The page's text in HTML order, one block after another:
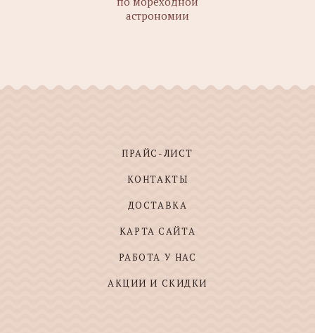
астрономии
ПРАЙС-ЛИСТ
КОНТАКТЫ
ДОСТАВКА
КАРТА САЙТА
РАБОТА У НАС
АКЦИИ И СКИДКИ